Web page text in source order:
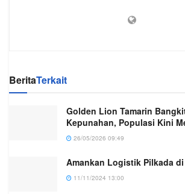
BeritaTerkait
Golden Lion Tamarin
Kepunahan, Populasi Kini
26/05/2026 09:49
Amankan Logistik Pilkada
11/11/2024 13:00